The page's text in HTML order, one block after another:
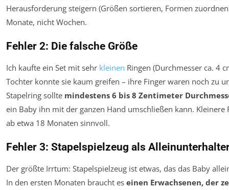
Herausforderung steigern (Größen sortieren, Formen
Monate, nicht Wochen.
Fehler 2: Die falsche Größe
Ich kaufte ein Set mit sehr kleinen Ringen (Durchmesser ca. 4
Tochter konnte sie kaum greifen – ihre Finger waren noch zu
Stapelring sollte mindestens 6 bis 8 Zentimeter
ein Baby ihn mit der ganzen Hand umschließen kann. Kleinere
ab etwa 18 Monaten sinnvoll.
Fehler 3: Stapelspielzeug als
Der größte Irrtum: Stapelspielzeug ist etwas, das das Baby
In den ersten Monaten braucht es einen Erwachsenen, der